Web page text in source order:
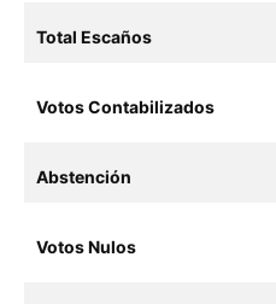
Total Escaños
Votos Contabilizados
Abstención
Votos Nulos